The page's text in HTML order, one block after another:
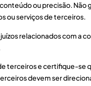
ou precisão.
ou serviços de terceiros.
relacionados com
terceiros e certifique-
devem ser